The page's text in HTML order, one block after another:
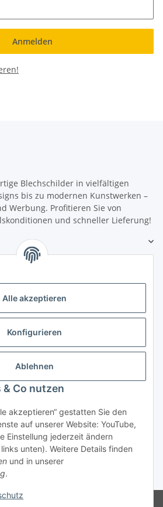
Alle akzeptieren
Konfigurieren
Ablehnen
Co nutzen
akzeptieren“ gestatten Sie den
auf unserer Website: YouTube,
Einstellung jederzeit ändern
unten). Weitere Details finden
und in unserer
.
Anmelden
Blechschilder in vielfältigen
bis zu modernen Kunstwerken –
Werbung. Profitieren Sie von
und schneller Lieferung!
USt., zzgl.